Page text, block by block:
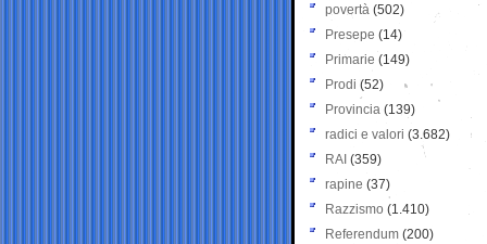
povertà (502)
Presepe (14)
Primarie (149)
Prodi (52)
Provincia (139)
radici e valori (3.682)
RAI (359)
rapine (37)
Razzismo (1.410)
Referendum (200)